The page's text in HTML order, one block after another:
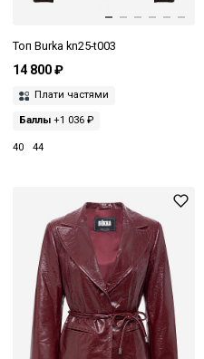
Топ Burka kn25-t003
14 800 ₽
Плати частями
Баллы +1 036 ₽
40 44